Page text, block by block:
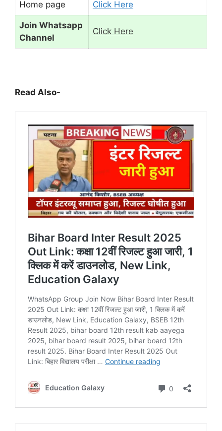
Home page Click Here
Join Whatsapp
Channel
Click Here
Read Also-